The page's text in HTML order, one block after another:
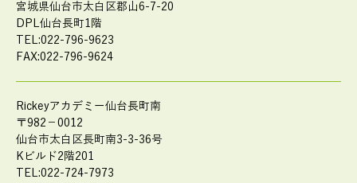
宮城県仙台市太白区郡山6-7-20
DPL仙台長町1階
TEL:022-796-9623
FAX:022-796-9624
Rickeyアカデミー仙台長町南
〒982－0012
仙台市太白区長町南3-3-36号
Kビルド2階201
TEL:022-724-7973